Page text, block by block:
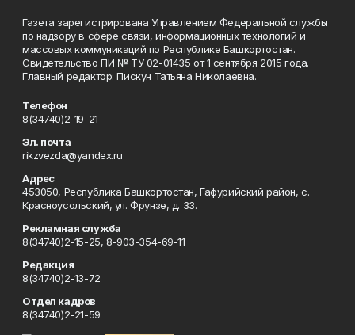
Газета зарегистрирована Управлением Федеральной службы
по надзору в сфере связи, информационных технологий и
массовых коммуникаций по Республике Башкортостан.
Свидетельство ПИ № ТУ 02-01435 от 1 сентября 2015 года.
Главный редактор: Пискун Татьяна Николаевна.
Телефон
8(34740)2-19-21
Эл. почта
rikzvezda@yandex.ru
Адрес
453050, Республика Башкортостан, Гафурийский район, с.
Красноусольский, ул. Фрунзе, д. 33.
Рекламная служба
8(34740)2-15-25, 8-903-354-69-11
Редакция
8(34740)2-13-72
Отдел кадров
8(34740)2-21-59